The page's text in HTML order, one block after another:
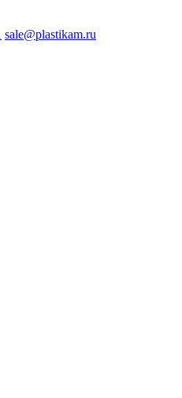
sale@plastikam.ru